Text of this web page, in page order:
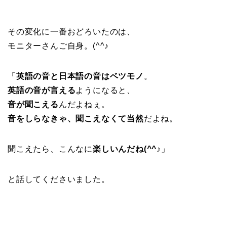
その変化に一番おどろいたのは、
モニターさんご自身。(^^♪
「 英語の音と日本語の音はベツモノ 。
英語の音が言えるようになると、
音が聞こえる んだよねぇ。
音をしらなきゃ、聞こえなくて当然だよね。
聞こえたら、こんなに楽しいんだね(^^♪ 」
と話してくださいました。